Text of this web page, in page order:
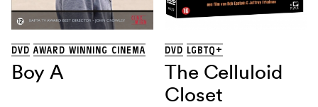
TRAGIKOMEDIE (1)
Land
DVD AWARD WINNING CINEMA
Boy A
DVD LGBTQ+
The Celluloid
Closet